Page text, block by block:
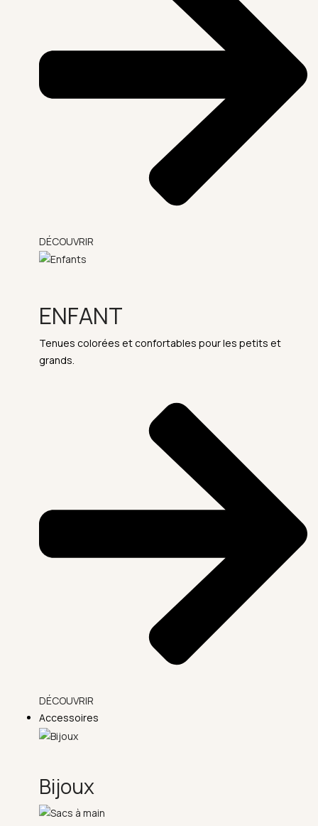
DÉCOUVRIR
ENFANT
Tenues colorées et confortables pour les petits et
grands.
DÉCOUVRIR
Accessoires
Bijoux